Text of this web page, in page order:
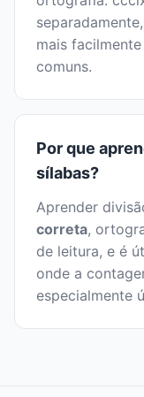
mais
comuns.
Por que
sílabas?
Aprender
correta,
de leitura, e é
onde a
especialmente